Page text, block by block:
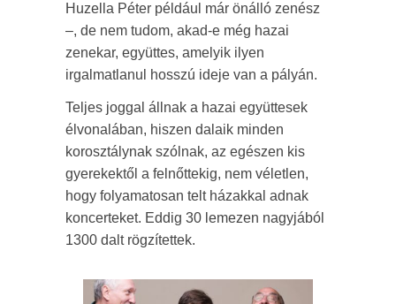
Huzella Péter például már önálló zenész
–, de nem tudom, akad-e még hazai
zenekar, együttes, amelyik ilyen
irgalmatlanul hosszú ideje van a pályán.
Teljes joggal állnak a hazai együttesek
élvonalában, hiszen dalaik minden
korosztálynak szólnak, az egészen kis
gyerekektől a felnőttekig, nem véletlen,
hogy folyamatosan telt házakkal adnak
koncerteket. Eddig 30 lemezen nagyjából
1300 dalt rögzítettek.